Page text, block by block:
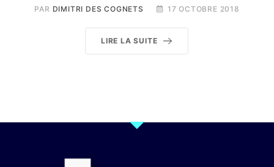
PAR DIMITRI DES COGNETS 17 OCTOBRE 2018
LIRE LA SUITE